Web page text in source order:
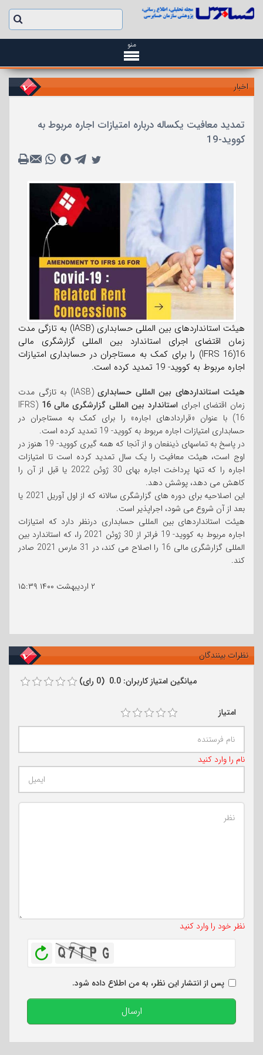
منو
اخبار
تمدید معافیت یکساله درباره امتیازات اجاره مربوط به
کووید-19
هیئت استانداردهای بین المللی حسابداری (IASB) به تازگی مدت
زمان اقتضای اجرای استاندارد بین المللی گزارشگری مالی
16(IFRS 16) را برای کمک به مستاجران در حسابداری امتیازات
اجاره مربوط به کووید- 19 تمدید کرده است.
هیئت استانداردهای بین المللی حسابداری
(IASB) به تازگی مدت
زمان اقتضای اجرای استاندارد بین المللی گزارشگری مالی 16
(IFRS
16) با عنوان «قراردادهای اجاره» را برای کمک به مستاجران در
حسابداری امتیازات اجاره مربوط به کووید- 19 تمدید کرده است.
در پاسخ به تماسهای ذینفعان و از آنجا که همه گیری کووید- 19 هنوز در
اوج است، هیئت معافیت را یک سال تمدید کرده است تا امتیازات
اجاره را که تنها پرداخت اجاره بهای 30 ژوئن 2022 یا قبل از آن را
کاهش می دهد، پوشش دهد.
این اصلاحیه برای دوره های گزارشگری سالانه که از اول آوریل 2021 یا
بعد از آن شروع می شود، اجراپذیر است.
هیئت استانداردهای بین المللی حسابداری درنظر دارد که امتیازات
اجاره مربوط به کووید- 19 فراتر از 30 ژوئن 2021 را، که استاندارد بین
المللی گزارشگری مالی 16 را اصلاح می کند، در 31 مارس 2021 صادر
کند.
۲ اردیبهشت ۱۴۰۰
۱۵:۳۹
نظرات بینندگان
میانگین امتیاز کاربران: 0.0 (0 رای)
امتیاز
نام را وارد کنید
نظر خود را وارد کنید
پس از انتشار این نظر، به من اطلاع داده شود.
ارسال